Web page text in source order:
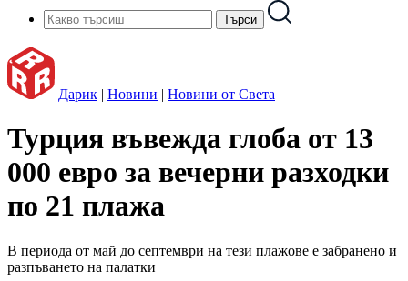
Дарик | Новини | Новини от Света
Турция въвежда глоба от 13
000 евро за вечерни разходки
по 21 плажа
В периода от май до септември на тези плажове е забранено и
разпъването на палатки